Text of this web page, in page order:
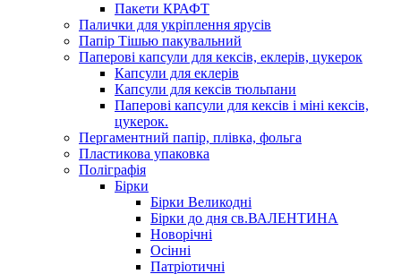
Пакети КРАФТ
Палички для укріплення ярусів
Папір Тішью пакувальний
Паперові капсули для кексів, еклерів, цукерок
Капсули для еклерів
Капсули для кексів тюльпани
Паперові капсули для кексів і міні кексів,
цукерок.
Пергаментний папір, плівка, фольга
Пластикова упаковка
Поліграфія
Бірки
Бірки Великодні
Бірки до дня св.ВАЛЕНТИНА
Новорічні
Осінні
Патріотичні